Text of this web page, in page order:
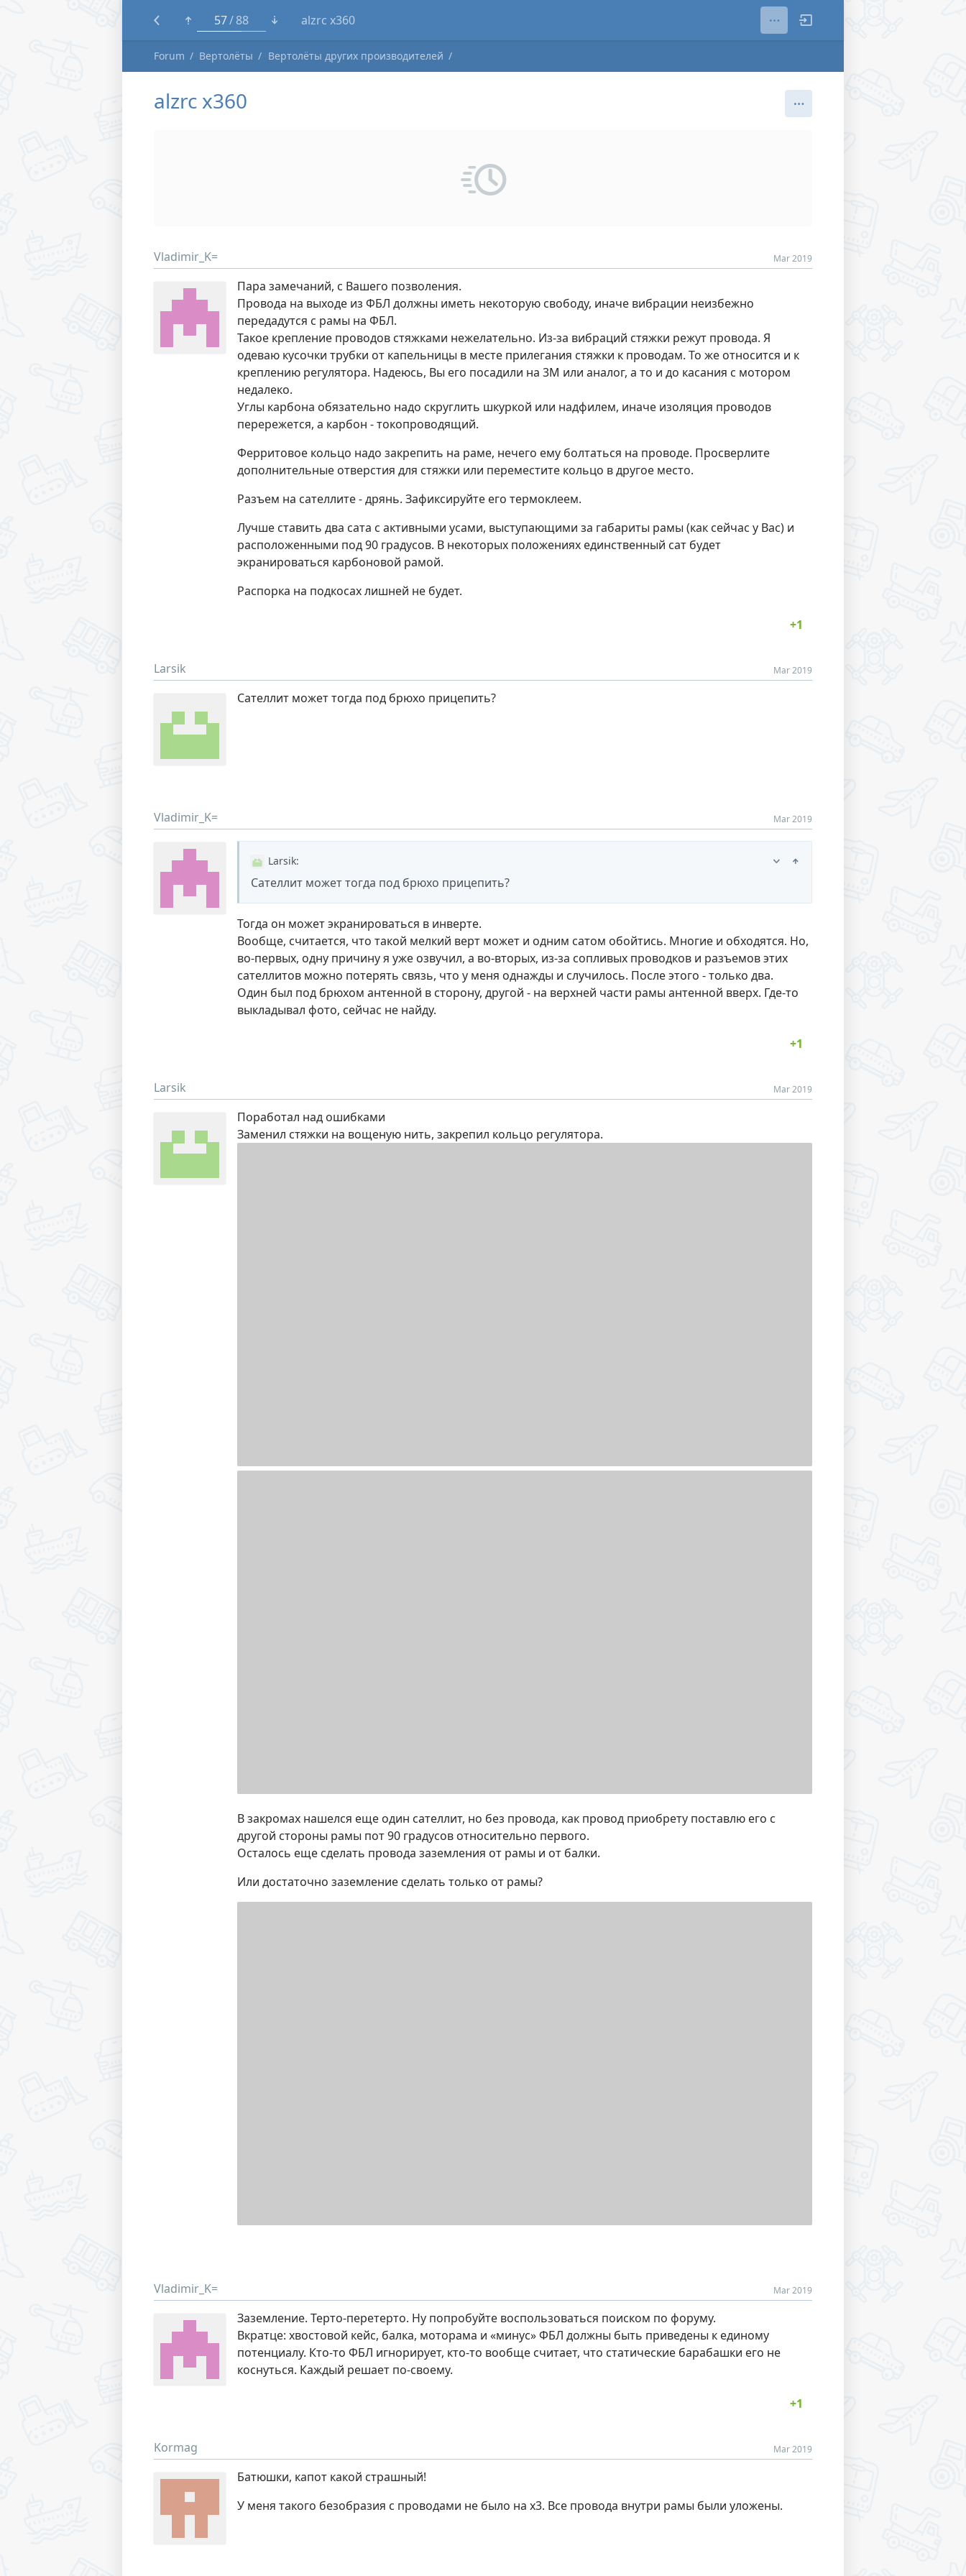
33 88 Tracker
Forum Вертолёты Вертолёты других производителей
alzrc x360
Vladimir_K= Mar 2019
Пара замечаний, с Вашего позволения.
Провода на выходе из ФБЛ должны иметь некоторую свободу, иначе вибрации неизбежно
передадутся с рамы на ФБЛ.
Такое крепление проводов стяжками нежелательно. Из-за вибраций стяжки режут провода. Я
одеваю кусочки трубки от капельницы в месте прилегания стяжки к проводам. То же относится и к
креплению регулятора. Надеюсь, Вы его посадили на 3М или аналог, а то и до касания с мотором
недалеко.
Углы карбона обязательно надо скруглить шкуркой или надфилем, иначе изоляция проводов
перережется, а карбон - токопроводящий.
Ферритовое кольцо надо закрепить на раме, нечего ему болтаться на проводе. Просверлите
дополнительные отверстия для стяжки или переместите кольцо в другое место.
Разъем на сателлите - дрянь. Зафиксируйте его термоклеем.
Лучше ставить два сата с активными усами, выступающими за габариты рамы (как сейчас у Вас) и
расположенными под 90 градусов. В некоторых положениях единственный сат будет
экранироваться карбоновой рамой.
Распорка на подкосах лишней не будет.
Larsik Mar 2019
Сателлит может тогда под брюхо прицепить?
Vladimir_K= Mar 2019
Larsik:
Сателлит может тогда под брюхо прицепить?
Тогда он может экранироваться в инверте.
Вообще, считается, что такой мелкий верт может и одним сатом обойтись. Многие и обходятся. Но,
во-первых, одну причину я уже озвучил, а во-вторых, из-за сопливых проводков и разъемов этих
сателлитов можно потерять связь, что у меня однажды и случилось. После этого - только два.
Один был под брюхом антенной в сторону, другой - на верхней части рамы антенной вверх. Где-то
выкладывал фото, сейчас не найду.
Larsik Mar 2019
Поработал над ошибками
Заменил стяжки на вощеную нить, закрепил кольцо регулятора.
В закромах нашелся еще один сателлит, но без провода, как провод приобрету поставлю его с
другой стороны рамы пот 90 градусов относительно первого.
Осталось еще сделать провода заземления от рамы и от балки.
Или достаточно заземление сделать только от рамы?
Vladimir_K= Mar 2019
Заземление. Терто-перетерто. Ну попробуйте воспользоваться поиском по форуму.
Вкратце: хвостовой кейс, балка, моторама и «минус» ФБЛ должны быть приведены к единому
потенциалу. Кто-то ФБЛ игнорирует, кто-то вообще считает, что статические барабашки его не
коснуться. Каждый решает по-своему.
Kormag Mar 2019
Батюшки, капот какой страшный!
У меня такого безобразия с проводами не было на х3. Все провода внутри рамы были уложены.